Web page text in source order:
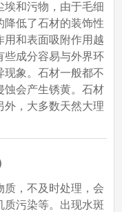
和污物，由于毛细
降低了石材的装饰性
用和表面吸附作用越
些成分容易与外界环
现象。石材一般都不
蚀会产生锈黄。石材
外，大多数天然大理
质，不及时处理，会
质污染等。出现水斑